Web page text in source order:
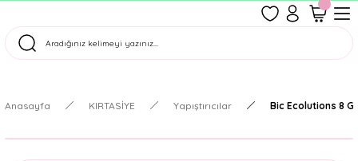
Tüm Siparişler Aynı Gün Kargoda!
Anasayfa KIRTASİYE Yapıştırıcılar Bic Ecolutions 8 Gr